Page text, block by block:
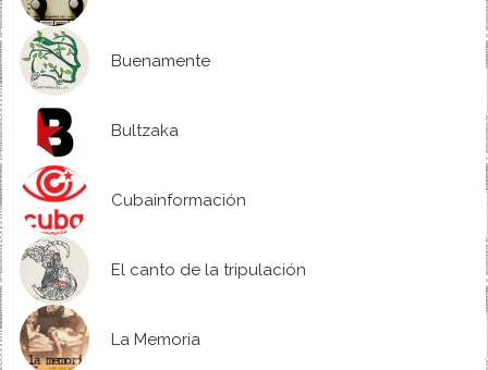
Buenamente
Bultzaka
Cubainformación
El canto de la tripulación
La Memoria